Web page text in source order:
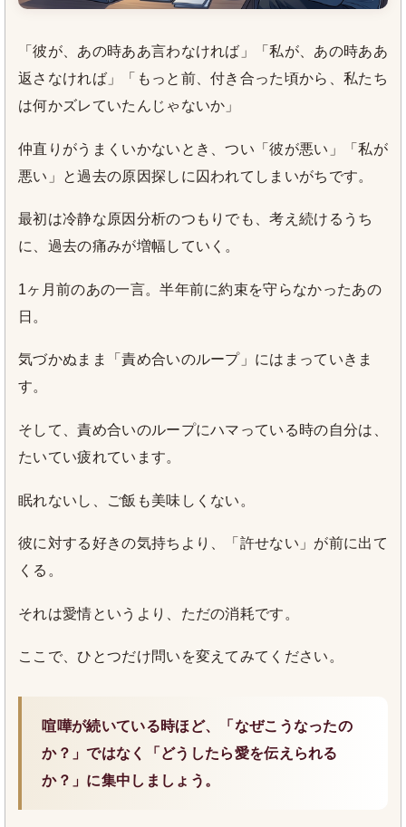
「彼が、あの時ああ言わなければ」「私が、あの時ああ
返さなければ」「もっと前、付き合った頃から、私たち
は何かズレていたんじゃないか」
仲直りがうまくいかないとき、つい「彼が悪い」「私が
悪い」と過去の原因探しに囚われてしまいがちです。
最初は冷静な原因分析のつもりでも、考え続けるうち
に、過去の痛みが増幅していく。
1ヶ月前のあの一言。半年前に約束を守らなかったあの
日。
気づかぬまま「責め合いのループ」にはまっていきま
す。
そして、責め合いのループにハマっている時の自分は、
たいてい疲れています。
眠れないし、ご飯も美味しくない。
彼に対する好きの気持ちより、「許せない」が前に出て
くる。
それは愛情というより、ただの消耗です。
ここで、ひとつだけ問いを変えてみてください。
喧嘩が続いている時ほど、「なぜこうなったの
か？」ではなく「どうしたら愛を伝えられる
か？」に集中しましょう。